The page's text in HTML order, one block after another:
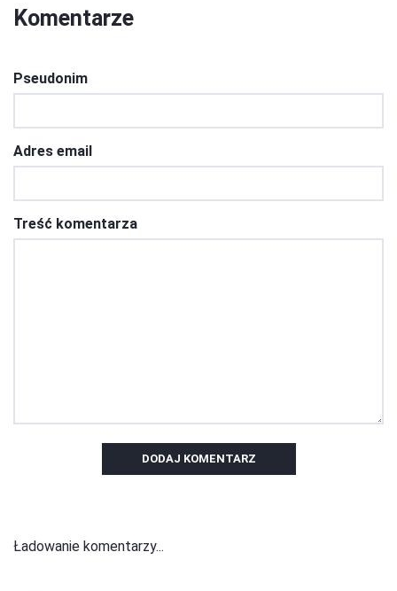
Komentarze
Pseudonim
Adres email
Treść komentarza
DODAJ KOMENTARZ
Ładowanie komentarzy...